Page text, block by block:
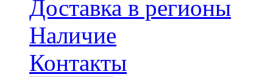
Доставка в регионы
Наличие
Контакты